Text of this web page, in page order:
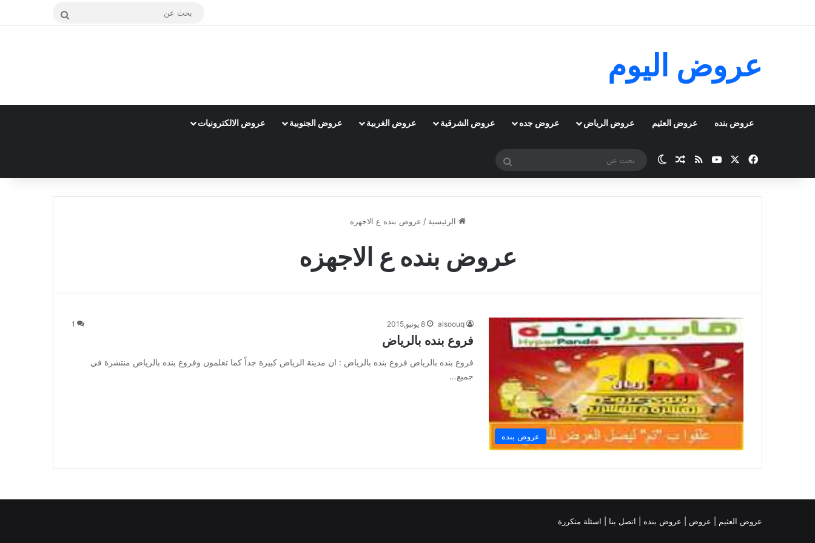
بحث
عروض اليوم
عروض بنده عروض العثيم عروض الرياض عروض جده عروض الشرقية عروض الغربية عروض الجنوبية عروض الالكترونيات
فيسبوك ‫YouTubeملخص الموقع RSS
مقال عشوائي
الوضع المظلم
بحث
الرئيسية / عروض بنده ع الاجهزه
عروض بنده ع الاجهزه
عروض بنده
alsoouq 8 يونيو,2015 1
فروع بنده بالرياض
فروع بنده بالرياض فروع بنده بالرياض : ان مدينة الرياض كبيرة جداً كما تعلمون وفروع بنده بالرياض منتشرة في
جميع…
عروض العثيم عروض عروض بنده | اتصل بنا | اسئلة متكررة